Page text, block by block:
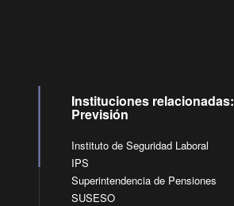
Instituciones relacionadas:
Previsión
Instituto de Seguridad Laboral
IPS
Superintendencia de Pensiones
SUSESO